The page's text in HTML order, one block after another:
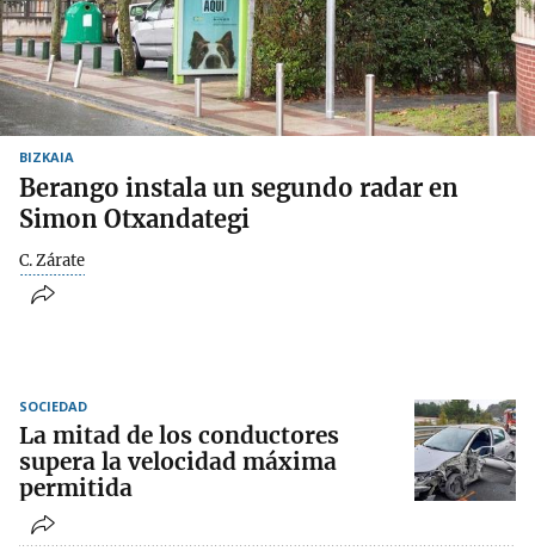
BIZKAIA
Berango instala un segundo radar en
Simon Otxandategi
C. Zárate
SOCIEDAD
La mitad de los conductores
supera la velocidad máxima
permitida